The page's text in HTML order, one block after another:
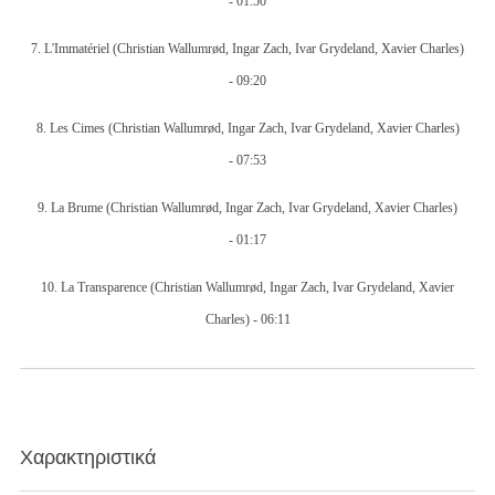
7. L'Immatériel (Christian Wallumrød, Ingar Zach, Ivar Grydeland, Xavier Charles)
- 09:20
8. Les Cimes (Christian Wallumrød, Ingar Zach, Ivar Grydeland, Xavier Charles)
- 07:53
9. La Brume (Christian Wallumrød, Ingar Zach, Ivar Grydeland, Xavier Charles)
- 01:17
10. La Transparence (Christian Wallumrød, Ingar Zach, Ivar Grydeland, Xavier
Charles) - 06:11
Χαρακτηριστικά